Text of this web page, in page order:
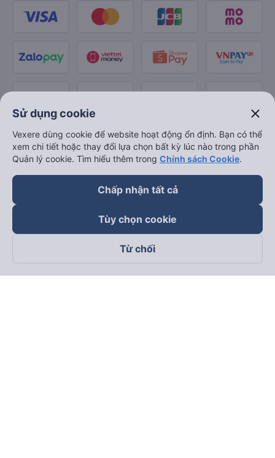
Theo dõi chúng tôi trên
Sử dụng cookie close
Vexere dùng cookie để website hoạt động ổn định. Bạn có thể
xem chi tiết hoặc thay đổi lựa chọn bất kỳ lúc nào trong phần
Quản lý cookie. Tìm hiểu thêm trong Chính sách Cookie.
Chấp nhận tất cả
Tùy chọn cookie
Từ chối